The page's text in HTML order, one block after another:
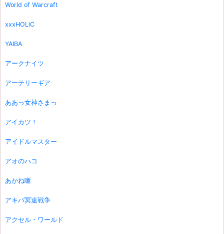
World of Warcraft
xxxHOLiC
YAIBA
アークナイツ
アーテリーギア
ああっ女神さまっ
アイカツ！
アイドルマスター
アオのハコ
あかね噺
アキバ冥途戦争
アクセル・ワールド